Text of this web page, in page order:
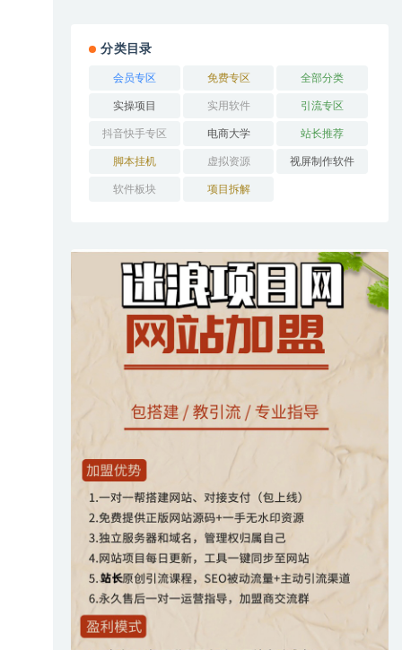
分类目录
会员专区 免费专区 全部分类
实操项目 实用软件 引流专区
抖音快手专区 电商大学 站长推荐
脚本挂机 虚拟资源 视屏制作软件
软件板块 项目拆解